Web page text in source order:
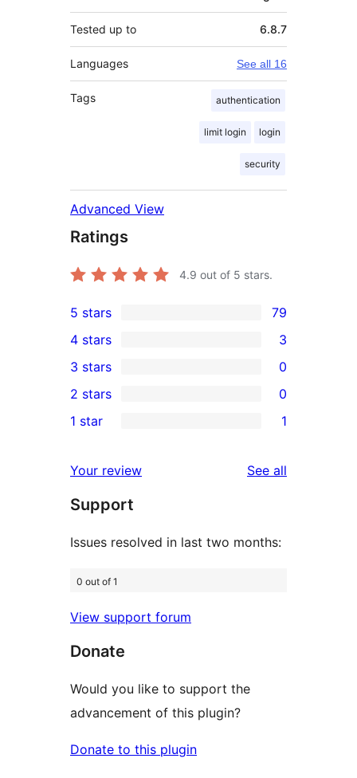
Tested up to 6.8.7
Languages See all 16
Tags authentication
limit login login
security
Advanced View
Ratings
4.9 out of 5 stars.
79
5-
star
reviews
5 stars 79
4-
star
reviews
4 stars 3
0
3-
star
3 stars 0
2-
reviews
2 stars 0
star
review
1 star 1
Your review See all
Support
Issues resolved in last two months:
0 out of 1
View support forum
Donate
Would you like to support the
advancement of this plugin?
Donate to this plugin